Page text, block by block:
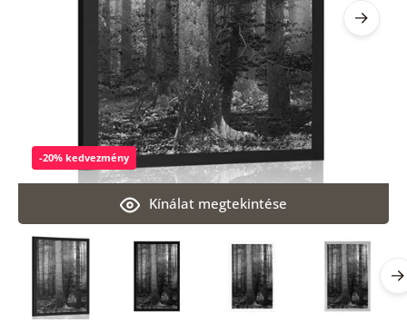
Kínálat megtekintése
-20% kedvezmény